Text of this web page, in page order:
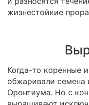
жизнестойкие
Когда-то коренные
обжаривали семена
Оронтиума. Но с